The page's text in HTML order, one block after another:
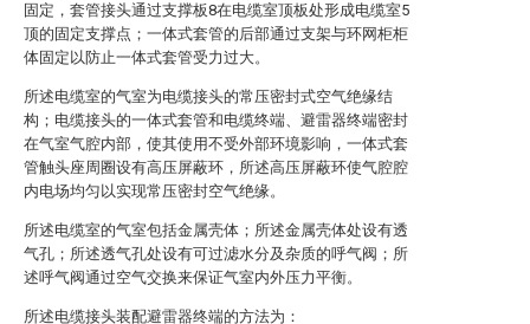
固定，套管接头通过支撑板8在电缆室顶板处形成电缆室5
顶的固定支撑点；一体式套管的后部通过支架与环网柜柜
体固定以防止一体式套管受力过大。
所述电缆室的气室为电缆接头的常压密封式空气绝缘结
构；电缆接头的一体式套管和电缆终端、避雷器终端密封
在气室气腔内部，使其使用不受外部环境影响，一体式套
管触头座周圈设有高压屏蔽环，所述高压屏蔽环使气腔腔
内电场均匀以实现常压密封空气绝缘。
所述电缆室的气室包括金属壳体；所述金属壳体处设有透
气孔；所述透气孔处设有可过滤水分及杂质的呼气阀；所
述呼气阀通过空气交换来保证气室内外压力平衡。
所述电缆接头装配避雷器终端的方法为：